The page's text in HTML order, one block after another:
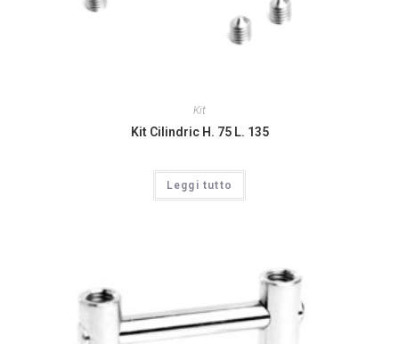
Kit
Kit Cilindric H. 75 L. 135
Leggi tutto